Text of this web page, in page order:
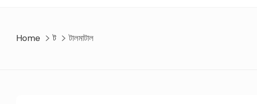
Home ট টালমাটাল